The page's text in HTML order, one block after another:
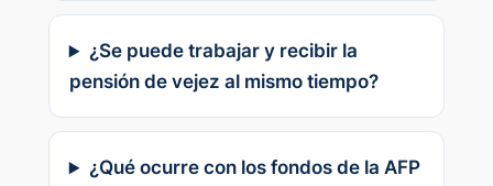
¿Se puede trabajar y recibir la
pensión de vejez al mismo tiempo?
¿Qué ocurre con los fondos de la AFP